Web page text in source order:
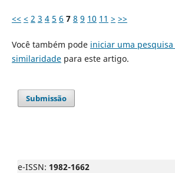
<< < 2 3 4 5 6 7 8 9 10 11 > >>
Você também pode iniciar uma
similaridadepara este artigo.
Submissão
e-ISSN: 1982-1662